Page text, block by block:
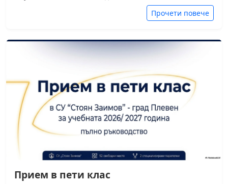
Прочети повече
Прием в пети клас